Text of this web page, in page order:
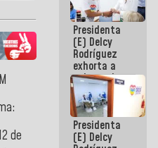
de
Viceministerio
de Energía
Eléctrica y
CORPOELEC
Presidenta
(E) Delcy
Rodríguez
exhorta a
gobernadores
y alcaldes a
edificar
casas para
abuelos
Presidenta
(E) Delcy